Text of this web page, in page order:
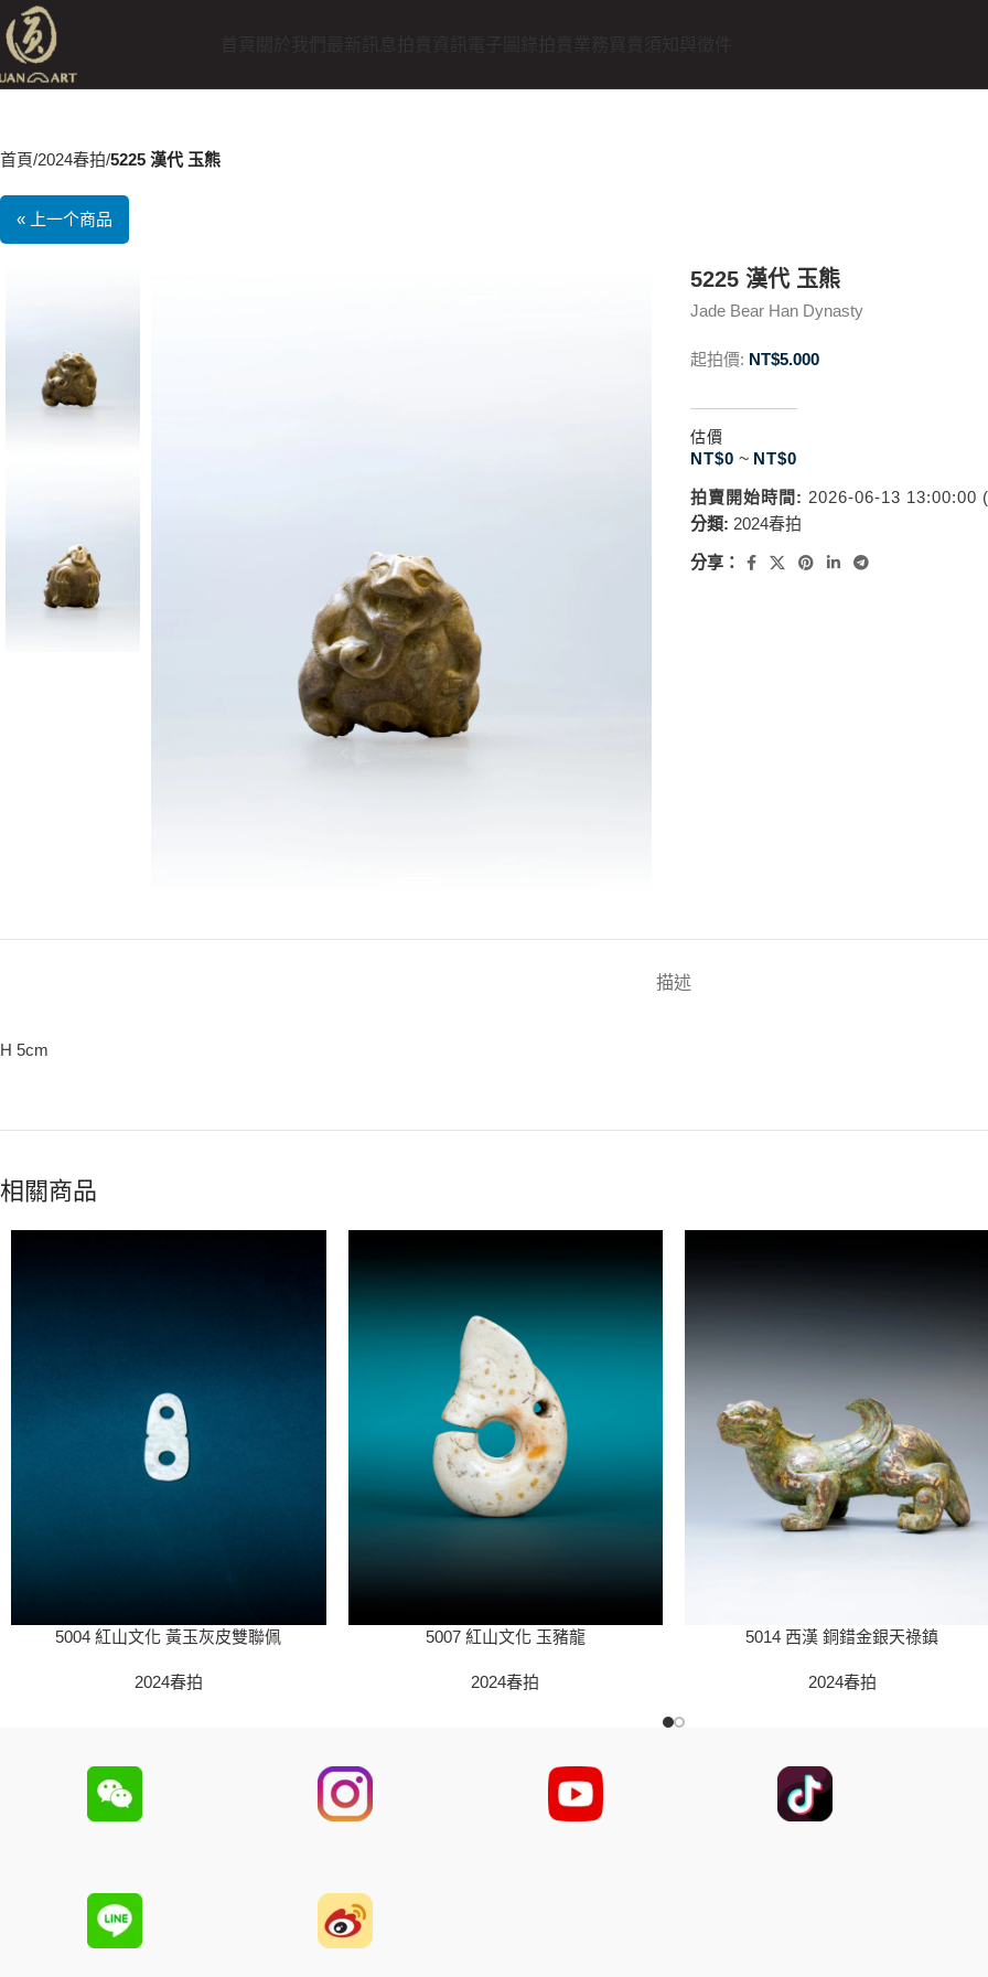
首頁 2024春拍 5225 漢代 玉熊
« 上一个商品
5225 漢代 玉熊
Jade Bear Han Dynasty
起拍價: NT$5.000
估價
NT$0 ~ NT$0
拍賣開始時間: 2026-06-13 13:00:00
分類: 2024春拍
分享：
描述
H 5cm
相關商品
5004 紅山文化 黃玉灰皮雙聯佩
2024春拍
5007 紅山文化 玉豬龍
2024春拍
5014 西漢 銅錯金銀天祿鎮
2024春拍